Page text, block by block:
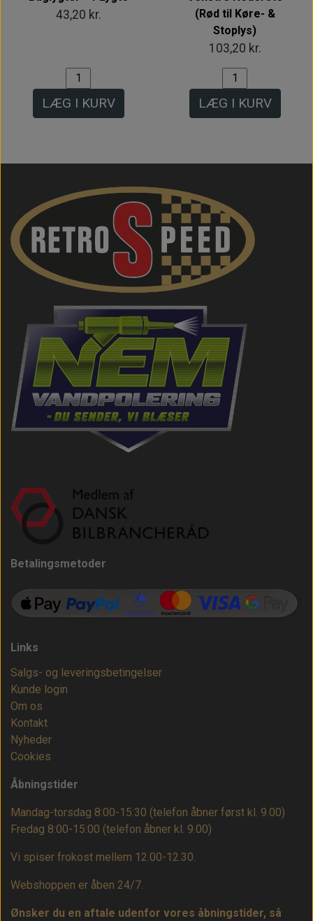
43,20 kr.
LÆG I KURV
(Rød til Køre- &
Stoplys)
103,20 kr.
LÆG I KURV
Betalingsmetoder
Links
Salgs- og leveringsbetingelser
Kunde login
Om os
Kontakt
Nyheder
Cookies
Åbningstider
Mandag-torsdag 8:00-15:30 (telefon åbner først kl. 9.00)
Fredag 8:00-15:00 (telefon åbner kl. 9.00)
Vi spiser frokost mellem 12.00-12.30.
Webshoppen er åben 24/7.
Ønsker du en aftale udenfor vores åbningstider, så